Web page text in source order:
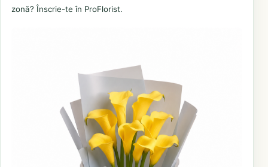
zonă? Înscrie-te în ProFlorist.